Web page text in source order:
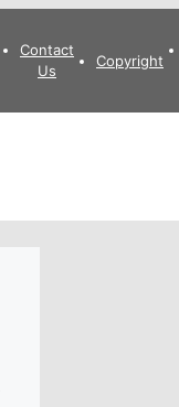
Contact
Us
Copyright